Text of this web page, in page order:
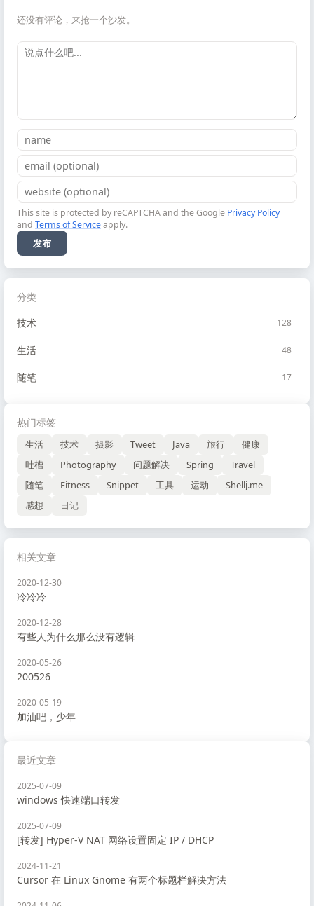
分类
技术
128
生活 48
随笔 17
热门标签
生活 技术 摄影 Tweet Java 旅行
健康
吐槽
Photography 问题解决 Spring
Travel
随笔
Fitness Snippet 工具 运动
Shellj.me
感想
日记
还没有评论，来抢一个沙发。
This site is protected by reCAPTCHA and the Google Privacy Policy
and Terms of Serviceapply.
发布
相关文章
2020-12-30
冷冷冷
2020-12-28
有些人为什么那么没有逻辑
2020-05-26
200526
2020-05-19
加油吧，少年
最近文章
2025-07-09
windows 快速端口转发
2025-07-09
[转发] Hyper-V NAT 网络设置固定 IP / DHCP
2024-11-21
Cursor 在 Linux Gnome 有两个标题栏解决方法